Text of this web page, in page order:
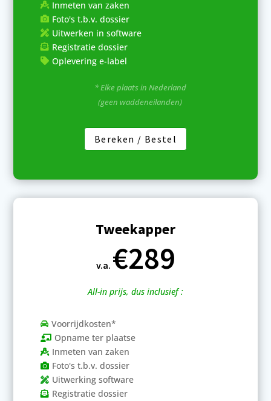
 Inmeten van zaken
 Foto's t.b.v. dossier
 Uitwerken in software
 Registratie dossier
 Oplevering e-label
* Elke plaats in Nederland
(geen waddeneilanden)
Bereken / Bestel
Tweekapper
v.a. €289
All-in prijs, dus inclusief :
 Voorrijdkosten*
 Opname ter plaatse
 Inmeten van zaken
 Foto's t.b.v. dossier
 Uitwerking software
 Registratie dossier